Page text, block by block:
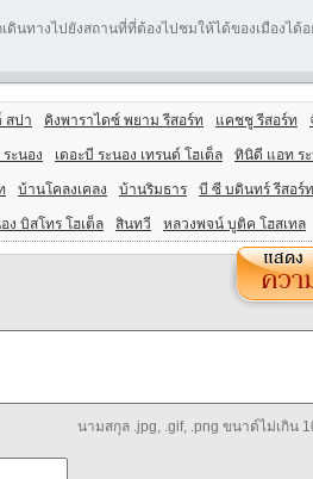
นทางไปยังสถานที่ที่ต้องไปชมให้ได้ของเมืองได้อ
สปา คิงพาราไดซ์ พยาม รีสอร์ท แคชชู รีสอร์ท
ะนอง เดอะบี ระนอง เทรนด์ โฮเต็ล ทินิดี แอท ร
บ้านโคลงเคลง บ้านริมธาร บี ซี บดินทร์ รีสอร์ท
อง บิสโทร โฮเต็ล สินทวี หลวงพจน์ บูติค โฮสเทล
นามสกุล .jpg, .gif, .png ขนาด์ไม่เกิน